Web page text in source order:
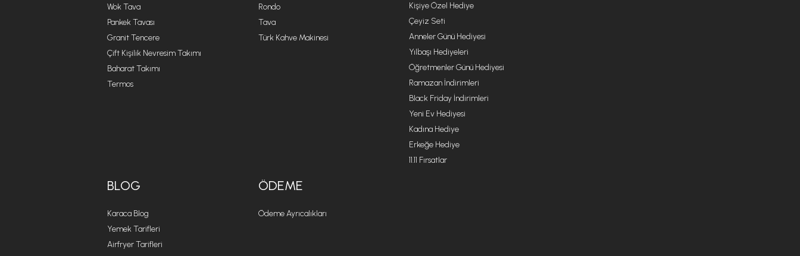
Wok Tava
Pankek Tavası
Granit Tencere
Çift Kişilik Nevresim Takımı
Baharat Takımı
Termos
Rondo
Tava
Türk Kahve Makinesi
Kişiye Özel Hediye
Çeyiz Seti
Anneler Günü Hediyesi
Yılbaşı Hediyeleri
Öğretmenler Günü Hediyesi
Ramazan İndirimleri
Black Friday İndirimleri
Yeni Ev Hediyesi
Kadına Hediye
Erkeğe Hediye
11.11 Fırsatlar
BLOG
Karaca Blog
Yemek Tarifleri
Airfryer Tarifleri
ÖDEME
Ödeme Ayrıcalıkları